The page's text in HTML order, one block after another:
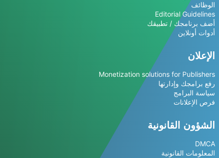
الوظائف
Editorial Guidelines
أضف برنامجك / تطبيقك
أدوات أونلاين
الإعلان
Monetization solutions for Publishers
رفع برامجك وإدارتها
سياسة البرامج
فرص الإعلانات
الشؤون القانونية
DMCA
المعلومات القانونية